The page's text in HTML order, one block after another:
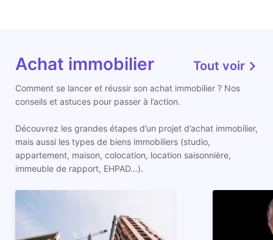
Achat immobilier Tout voir
Comment se lancer et réussir son achat immobilier ? Nos
conseils et astuces pour passer à l’action.
Découvrez les grandes étapes d’un projet d’achat immobilier,
mais aussi les types de biens immobiliers (studio,
appartement, maison, colocation, location saisonnière,
immeuble de rapport, EHPAD…).